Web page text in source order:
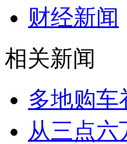
财经新闻
相关新闻
多地购车
从三点